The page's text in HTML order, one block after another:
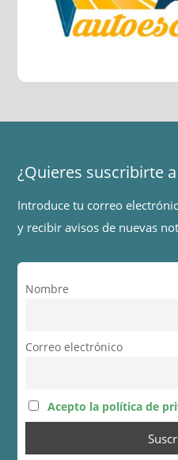
¿Quieres suscribirte
Introduce tu correo
y recibir avisos de nuevas
Nombre
Correo electrónico
Acepto la política de